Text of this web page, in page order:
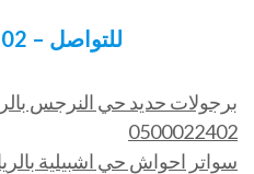
للتواصل – 0500022402
برجولات حديد حي النرجس
0500022402
سواتر احواش حي اشبيلية